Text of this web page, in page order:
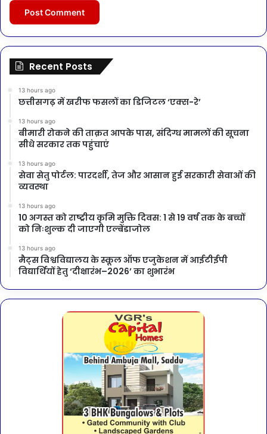
Recent Posts
13 hours ago
छत्तीसगढ़ में खरीफ फसलों का डिजिटल ‘एक्स-रे’
13 hours ago
बीमारी रोकने की ताक़त आपके पास, संदिग्ध मामलों की सूचना
सीधे सरकार तक पहुंचाएं
13 hours ago
सेवा सेतु पोर्टल: पारदर्शी, तेज और आसान हुई सरकारी सेवाओं की
व्यवस्था
13 hours ago
10 अगस्त को राष्ट्रीय कृमि मुक्ति दिवस: 1 से 19 वर्ष तक के बच्चों
को निःशुल्क दी जाएगी एल्बेंडाजोल
13 hours ago
मैट्स विश्वविद्यालय के स्कूल ऑफ एजुकेशन में आईटीईपी
विद्यार्थियों हेतु ‘दीक्षारंभ–2026’ का शुभारंभ